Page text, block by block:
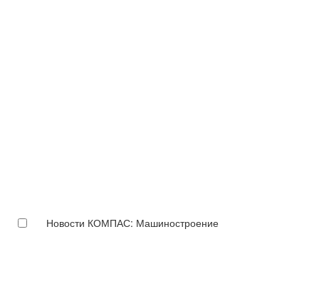
Новости КОМПАС: Машиностроение